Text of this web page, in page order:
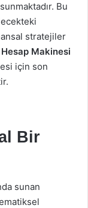
sunmaktadır. Bu
stratejiler
Hesap Makinesi
için son
Bir
sunan